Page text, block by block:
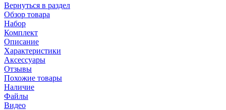
Вернуться в раздел
Обзор товара
Набор
Комплект
Описание
Характеристики
Аксессуары
Отзывы
Похожие товары
Наличие
Файлы
Видео